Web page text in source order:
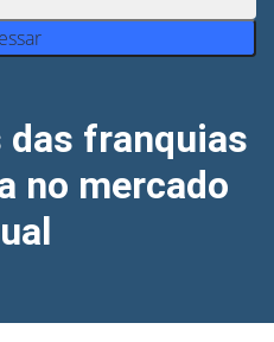
das franquias
no mercado